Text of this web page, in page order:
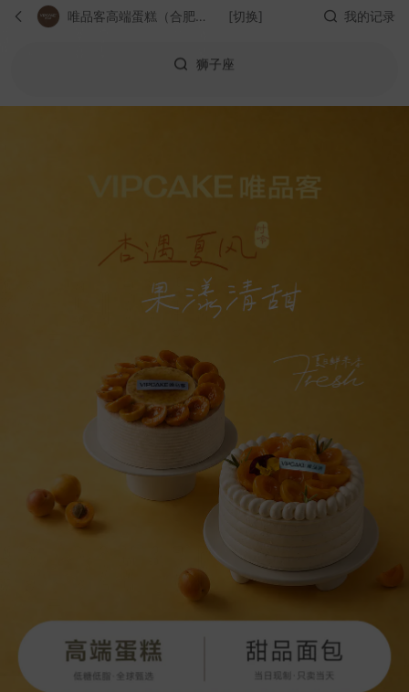
唯品客高端蛋糕（合肥无尘净化工厂） [切换] 我的记录
狮子座
榴莲爱好者必点
纪恋日必点
送爸爸
送妈妈